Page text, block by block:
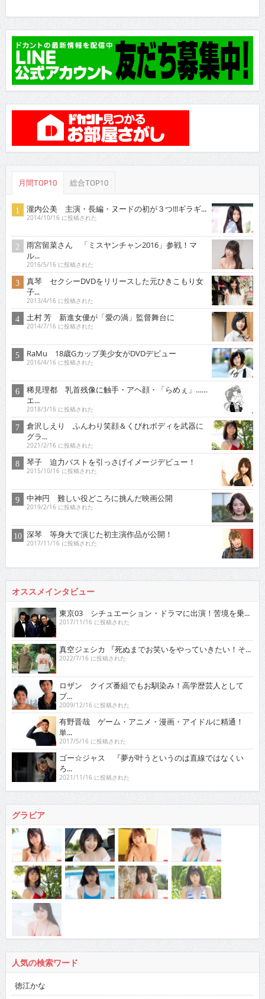
月間TOP10 総合TOP10
瀧内公美 主演・長編・ヌードの初が３つ!!!ギラギ...
2014/10/16 に投稿された
雨宮留菜さん 「ミスヤンチャン2016」参戦！マ
ル...
2016/5/16 に投稿された
真琴 セクシーDVDをリリースした元ひきこもり女
子...
2013/4/16 に投稿された
土村 芳 新進女優が「愛の渦」監督舞台に
2014/7/16 に投稿された
RaMu 18歳Gカップ美少女がDVDデビュー
2016/4/16 に投稿された
稀見理都 乳首残像に触手・アヘ顔・「らめぇ」……
エ...
2018/3/16 に投稿された
倉沢しえり ふんわり笑顔＆くびれボディを武器に
グラ...
2021/2/16 に投稿された
琴子 迫力バストを引っさげイメージデビュー！
2015/10/16 に投稿された
中神円 難しい役どころに挑んだ映画公開
2019/2/16 に投稿された
深琴 等身大で演じた初主演作品が公開！
2017/11/16 に投稿された
オススメインタビュー
東京03 シチュエーション・ドラマに出演！苦境を乗...
2017/11/16 に投稿された
真空ジェシカ 『死ぬまでお笑いをやっていきたい！そ...
2022/7/16 に投稿された
ロザン クイズ番組でもお馴染み！高学歴芸人として
ブ...
2009/12/16 に投稿された
有野晋哉 ゲーム・アニメ・漫画・アイドルに精通！
単...
2017/5/16 に投稿された
ゴー☆ジャス 『夢が叶うというのは直線ではなくい
ろ...
2021/11/16 に投稿された
グラビア
人気の検索ワード
徳江かな